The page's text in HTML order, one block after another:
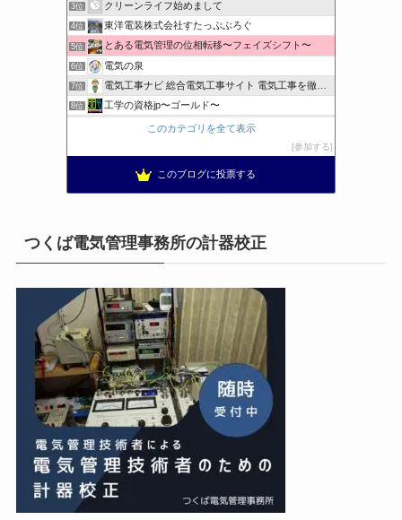
3位 クリーンライフ始めまして
4位 東洋電装株式会社すたっぷぶろぐ
5位 とある電気管理の位相転移〜フェイズシフト〜
6位 電気の泉
7位 電気工事ナビ 総合電気工事サイト 電気工事を徹底解説
8位 工学の資格jp〜ゴールド〜
日置空調 | エアコン取付 鹿児島 | 鹿児島のエアコン工事
太陽光発電で、第二の年金.JP茨城県鹿嶋市赤嶺電研企画ブログ
15位 ★電験三種に合格させてあげる|理論攻略講座
このカテゴリを全て表示
参加する
このブログに投票する
つくば電気管理事務所の計器校正